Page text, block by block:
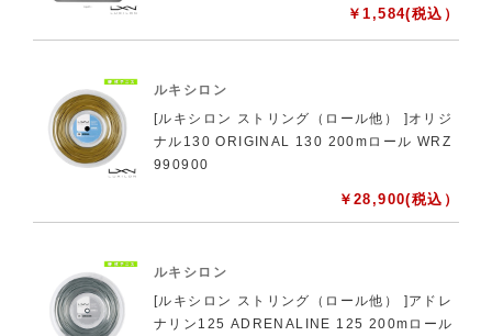
￥1,584(税込）
ルキシロン
[ルキシロン ストリング（ロール他） ]オリジ
ナル130 ORIGINAL 130 200mロール WRZ
990900
￥ 28,900(税込）
ルキシロン
[ルキシロン ストリング（ロール他） ]アドレ
ナリン125 ADRENALINE 125 200mロール